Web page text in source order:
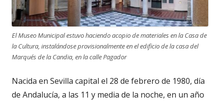
El Museo Municipal estuvo haciendo acopio de materiales en la Casa de
la Cultura, instalándose provisionalmente en el edificio de la casa del
Marqués de la Candia, en la calle Pagador
Nacida en Sevilla capital el 28 de febrero de 1980, día
de Andalucía, a las 11 y media de la noche, en un año